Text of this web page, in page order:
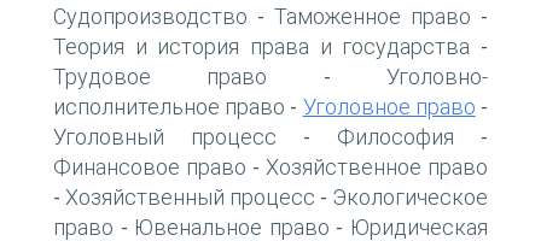
Судопроизводство - Таможенное право -
Теория и история права и государства -
Трудовое право -Уголовно-
исполнительное право - Уголовное право -
Уголовный процесс - Философия -
Финансовое право - Хозяйственное право
- Хозяйственный процесс - Экологическое
право - Ювенальное право - Юридическая